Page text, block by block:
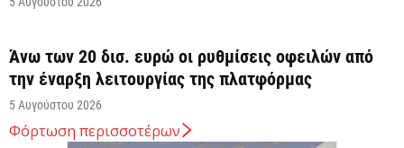
Άνω των 20 δισ. ευρώ οι ρυθμίσεις οφειλών από
την έναρξη λειτουργίας της πλατφόρμας
5 Αυγούστου 2026
Φόρτωση περισσοτέρων